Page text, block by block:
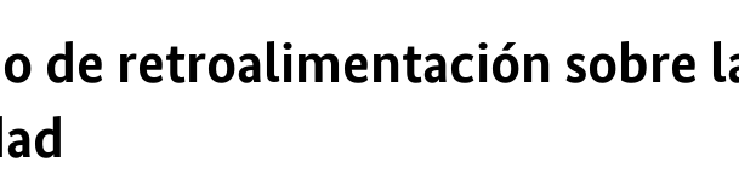
de retroalimentación sobre